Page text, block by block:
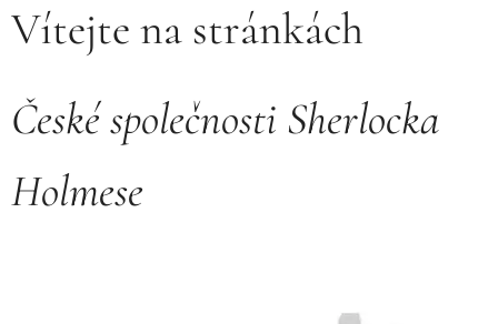
Vítejte na stránkách
České společnosti Sherlocka
Holmese